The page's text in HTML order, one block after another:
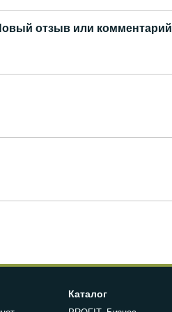
отзыв или комментарий
Каталог